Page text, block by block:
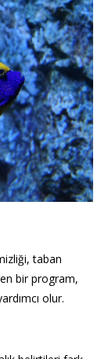
taban
bir program,
olur.